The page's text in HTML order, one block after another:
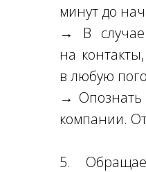
минут до
→ В
на
в любую
→ Опознать
компании.
5.